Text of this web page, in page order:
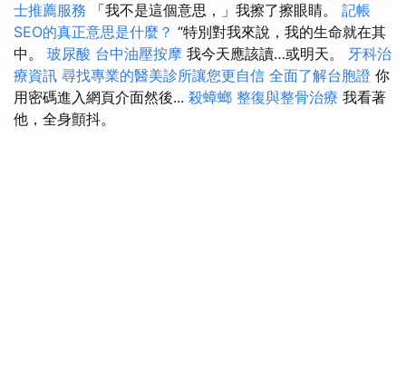
士推薦服務 「我不是這個意思，」我擦了擦眼睛。 記帳
SEO的真正意思是什麼？ “特別對我來說，我的生命就在其
中。 玻尿酸 台中油壓按摩 我今天應該讀…或明天。 牙科治
療資訊 尋找專業的醫美診所讓您更自信 全面了解台胞證 你
用密碼進入網頁介面然後... 殺蟑螂 整復與整骨治療 我看著
他，全身顫抖。